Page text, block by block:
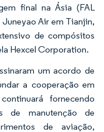
final na Ásia (FAL
Air em Tianjin,
de compósitos
Hexcel Corporation.
um acordo de
a cooperação em
fornecendo
de manutenção de
de aviação,